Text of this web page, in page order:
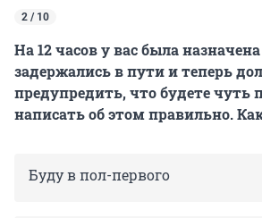
2 / 10
На 12 часов у вас была
задержались в пути и теперь
предупредить, что будете чуть
написать об этом правильно.
Буду в пол-первого